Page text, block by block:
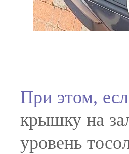
При этом,
крышку на
уровень